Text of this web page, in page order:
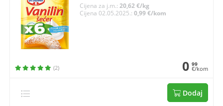
Cijena za j.m.:20,62 €/kg
Cijena 02.05.2025.:0,99 €/kom
(2) 0 99
€/kom
Dodaj